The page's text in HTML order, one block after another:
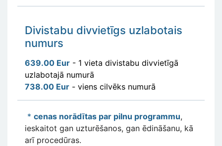
Divistabu divvietīgs uzlabotais
numurs
639.00 Eur - 1 vieta divistabu divvietīgā
uzlabotajā numurā
738.00 Eur - viens cilvēks numurā
* cenas norādītas par pilnu programmu,
ieskaitot gan uzturēšanos, gan ēdināšanu, kā
arī procedūras.